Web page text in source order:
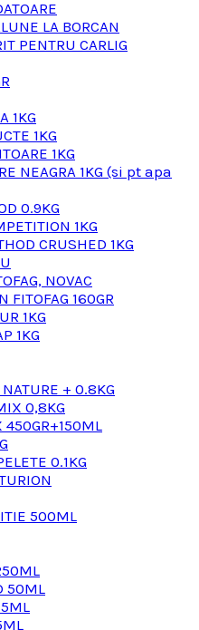
LA BORCAN
PENTRU CARLIG
1KG
1KG
1KG
NEAGRA 1KG (si pt apa
0.9KG
1KG
CRUSHED 1KG
NOVAC
FITOFAG 160GR
1KG
1KG
+ 0.8KG
0,8KG
450GR+150ML
0.1KG
500ML
50ML